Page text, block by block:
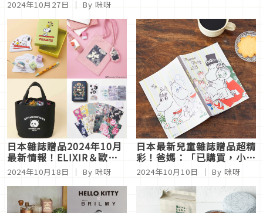
2024年10月27日 ｜ By 咪呀
日本雜誌贈品2024年10月
最新情報！ELIXIR＆歐舒
丹＆DEW新品保養神組合
太奢侈，小小兵嚕嚕米托特
包也必收
2024年10月18日 ｜ By 咪呀
日本最新兒童雜誌贈品超精
彩！爸媽：「已購買，小孩
很愛」
2024年10月10日 ｜ By 咪呀